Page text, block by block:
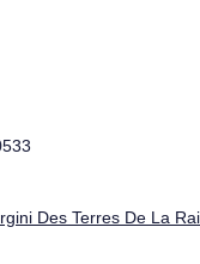
Des Terres De La